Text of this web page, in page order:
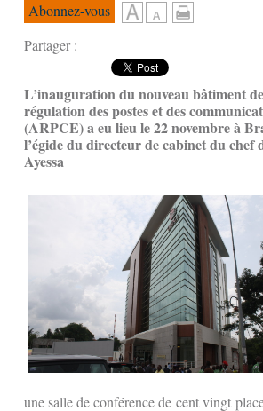
Abonnez-vous
Partager :
L’inauguration du nouveau bâtiment
régulation des postes et des
(ARPCE) a eu lieu le 22 novembre à
l’égide du directeur de cabinet du chef
Ayessa
une salle de conférence de cent vingt